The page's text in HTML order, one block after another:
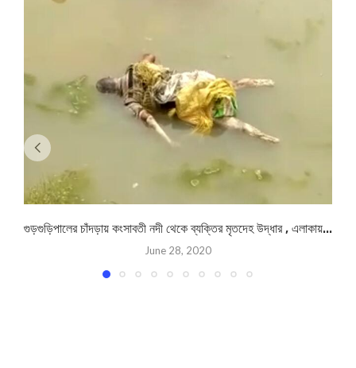
গুড়গুড়িপালের চাঁদড়ায় কংসাবতী নদী থেকে ব্যক্তির মৃতদেহ উদ্ধার , এলাকায়...
June 28, 2020